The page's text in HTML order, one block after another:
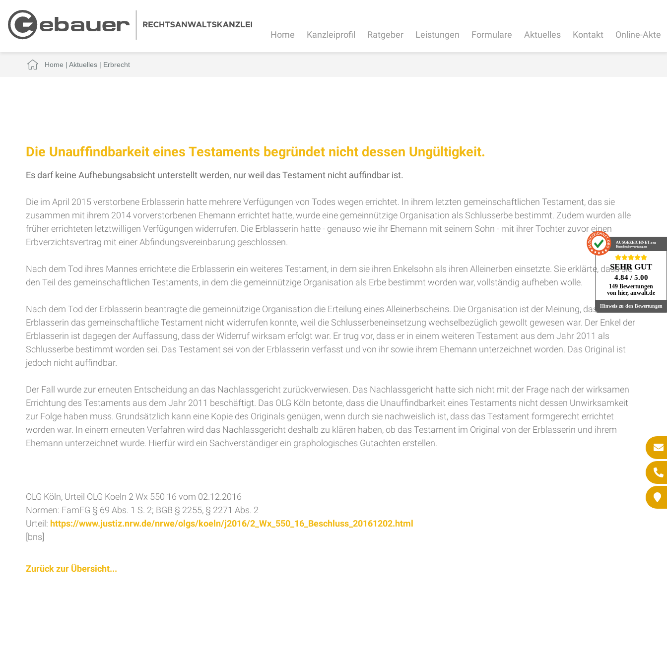
Home Kanzleiprofil Ratgeber Leistungen Formulare Aktuelles Kontakt Online-Akte
Home | Aktuelles| Erbrecht
Die Unauffindbarkeit eines Testaments begründet nicht dessen Ungültigkeit.
Es darf keine Aufhebungsabsicht unterstellt werden, nur weil das Testament nicht auffindbar ist.
Die im April 2015 verstorbene Erblasserin hatte mehrere Verfügungen von Todes wegen errichtet. In ihrem letzten gemeinschaftlichen Testament, das sie
zusammen mit ihrem 2014 vorverstorbenen Ehemann errichtet hatte, wurde eine gemeinnützige Organisation als Schlusserbe bestimmt. Zudem wurden alle
früher errichteten letztwilligen Verfügungen widerrufen. Die Erblasserin hatte - genauso wie ihr Ehemann mit seinem Sohn - mit ihrer Tochter zuvor einen
Erbverzichtsvertrag mit einer Abfindungsvereinbarung geschlossen.
Nach dem Tod ihres Mannes errichtete die Erblasserin ein weiteres Testament, in dem sie ihren Enkelsohn als ihren Alleinerben einsetzte. Sie erklärte, dass sie
den Teil des gemeinschaftlichen Testaments, in dem die gemeinnützige Organisation als Erbe bestimmt worden war, vollständig aufheben wolle.
Nach dem Tod der Erblasserin beantragte die gemeinnützige Organisation die Erteilung eines Alleinerbscheins. Die Organisation ist der Meinung, dass die
Erblasserin das gemeinschaftliche Testament nicht widerrufen konnte, weil die Schlusserbeneinsetzung wechselbezüglich gewollt gewesen war. Der Enkel der
Erblasserin ist dagegen der Auffassung, dass der Widerruf wirksam erfolgt war. Er trug vor, dass er in einem weiteren Testament aus dem Jahr 2011 als
Schlusserbe bestimmt worden sei. Das Testament sei von der Erblasserin verfasst und von ihr sowie ihrem Ehemann unterzeichnet worden. Das Original ist
jedoch nicht auffindbar.
Der Fall wurde zur erneuten Entscheidung an das Nachlassgericht zurückverwiesen. Das Nachlassgericht hatte sich nicht mit der Frage nach der wirksamen
Errichtung des Testaments aus dem Jahr 2011 beschäftigt. Das OLG Köln betonte, dass die Unauffindbarkeit eines Testaments nicht dessen Unwirksamkeit
zur Folge haben muss. Grundsätzlich kann eine Kopie des Originals genügen, wenn durch sie nachweislich ist, dass das Testament formgerecht errichtet
worden war. In einem erneuten Verfahren wird das Nachlassgericht deshalb zu klären haben, ob das Testament im Original von der Erblasserin und ihrem
Ehemann unterzeichnet wurde. Hierfür wird ein Sachverständiger ein graphologisches Gutachten erstellen.
OLG Köln, Urteil OLG Koeln 2 Wx 550 16 vom 02.12.2016
Normen: FamFG § 69 Abs. 1 S. 2; BGB § 2255, § 2271 Abs. 2
Urteil: https://www.justiz.nrw.de/nrwe/olgs/koeln/j2016/2_Wx_550_16_Beschluss_20161202.html
[bns]
Zurück zur Übersicht...
AUSGEZEICHNET .org
Kundenbewertungen
SEHR GUT
4.84 / 5.00
149 Bewertungen
von hier, anwalt.de
Hinweis zu den Bewertungen